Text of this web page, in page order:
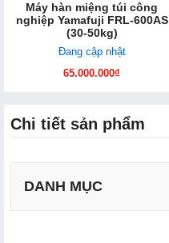
Máy hàn miệng túi công
nghiệp Yamafuji FRL-600AS
(30-50kg)
Đang cập nhật
65.000.000₫
Chi tiết sản phẩm
DANH MỤC